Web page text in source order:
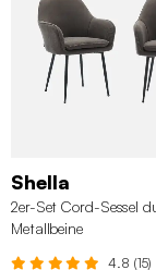
Shella
2er-Set Cord-Sessel
Metallbeine
4.8 (15)